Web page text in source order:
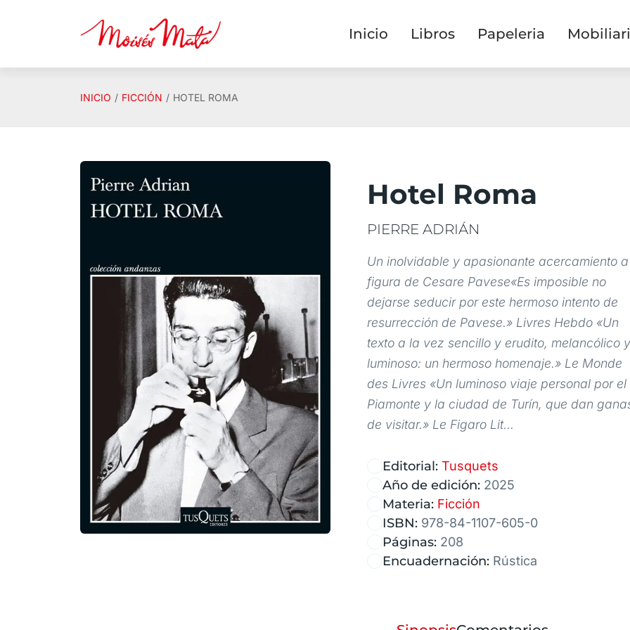
Inicio Libros Papeleria
INICIO FICCIÓN HOTEL ROMA
Hotel Roma
PIERRE ADRIÁN
Un inolvidable y apasionante acercamiento
figura de Cesare Pavese«Es imposible no
dejarse seducir por este hermoso intento de
resurrección de Pavese.» Livres Hebdo «Un
texto a la vez sencillo y erudito, melancólico y
luminoso: un hermoso homenaje.» Le Monde
des Livres «Un luminoso viaje personal por el
Piamonte y la ciudad de Turín, que dan
de visitar.» Le Figaro Lit...
Editorial: Tusquets
Año de edición: 2025
Materia: Ficción
ISBN: 978-84-1107-605-0
Páginas: 208
Encuadernación: Rústica